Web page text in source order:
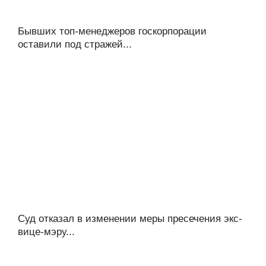
Бывших топ-менеджеров госкорпорации
оставили под стражей...
Суд отказал в изменении меры пресечения экс-
вице-мэру...